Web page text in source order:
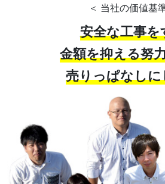
＜ 当社の価値基
安全な工事を
金額を抑える努
売りっぱなし